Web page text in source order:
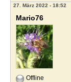
27. März 2022 - 18:52
Mario76
Offline